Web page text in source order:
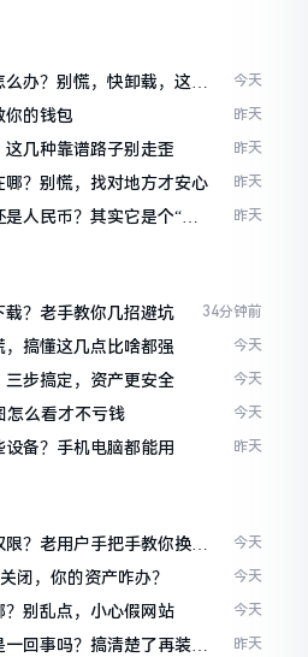
办？别慌，快卸载，这几
今天
的钱包 昨天
几种靠谱路子别走歪 昨天
？别慌，找对地方才安心 昨天
人民币？其实它是个“多
昨天
？老手教你几招避坑 34分钟前
搞懂这几点比啥都强 今天
步搞定，资产更安全 今天
怎么看才不亏钱 今天
备？手机电脑都能用 昨天
？老用户手把手教你换主
今天
闭，你的资产咋办？ 今天
别乱点，小心假网站 今天
回事吗？搞清楚了再装钱
昨天